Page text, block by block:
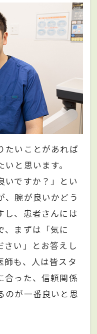
たいことがあれば
と思います。
いですか？」とい
、腕が良いかどう
し、患者さんには
、まずは「気に
さい」とお答えし
師も、人は皆スタ
合った、信頼関係
のが一番良いと思